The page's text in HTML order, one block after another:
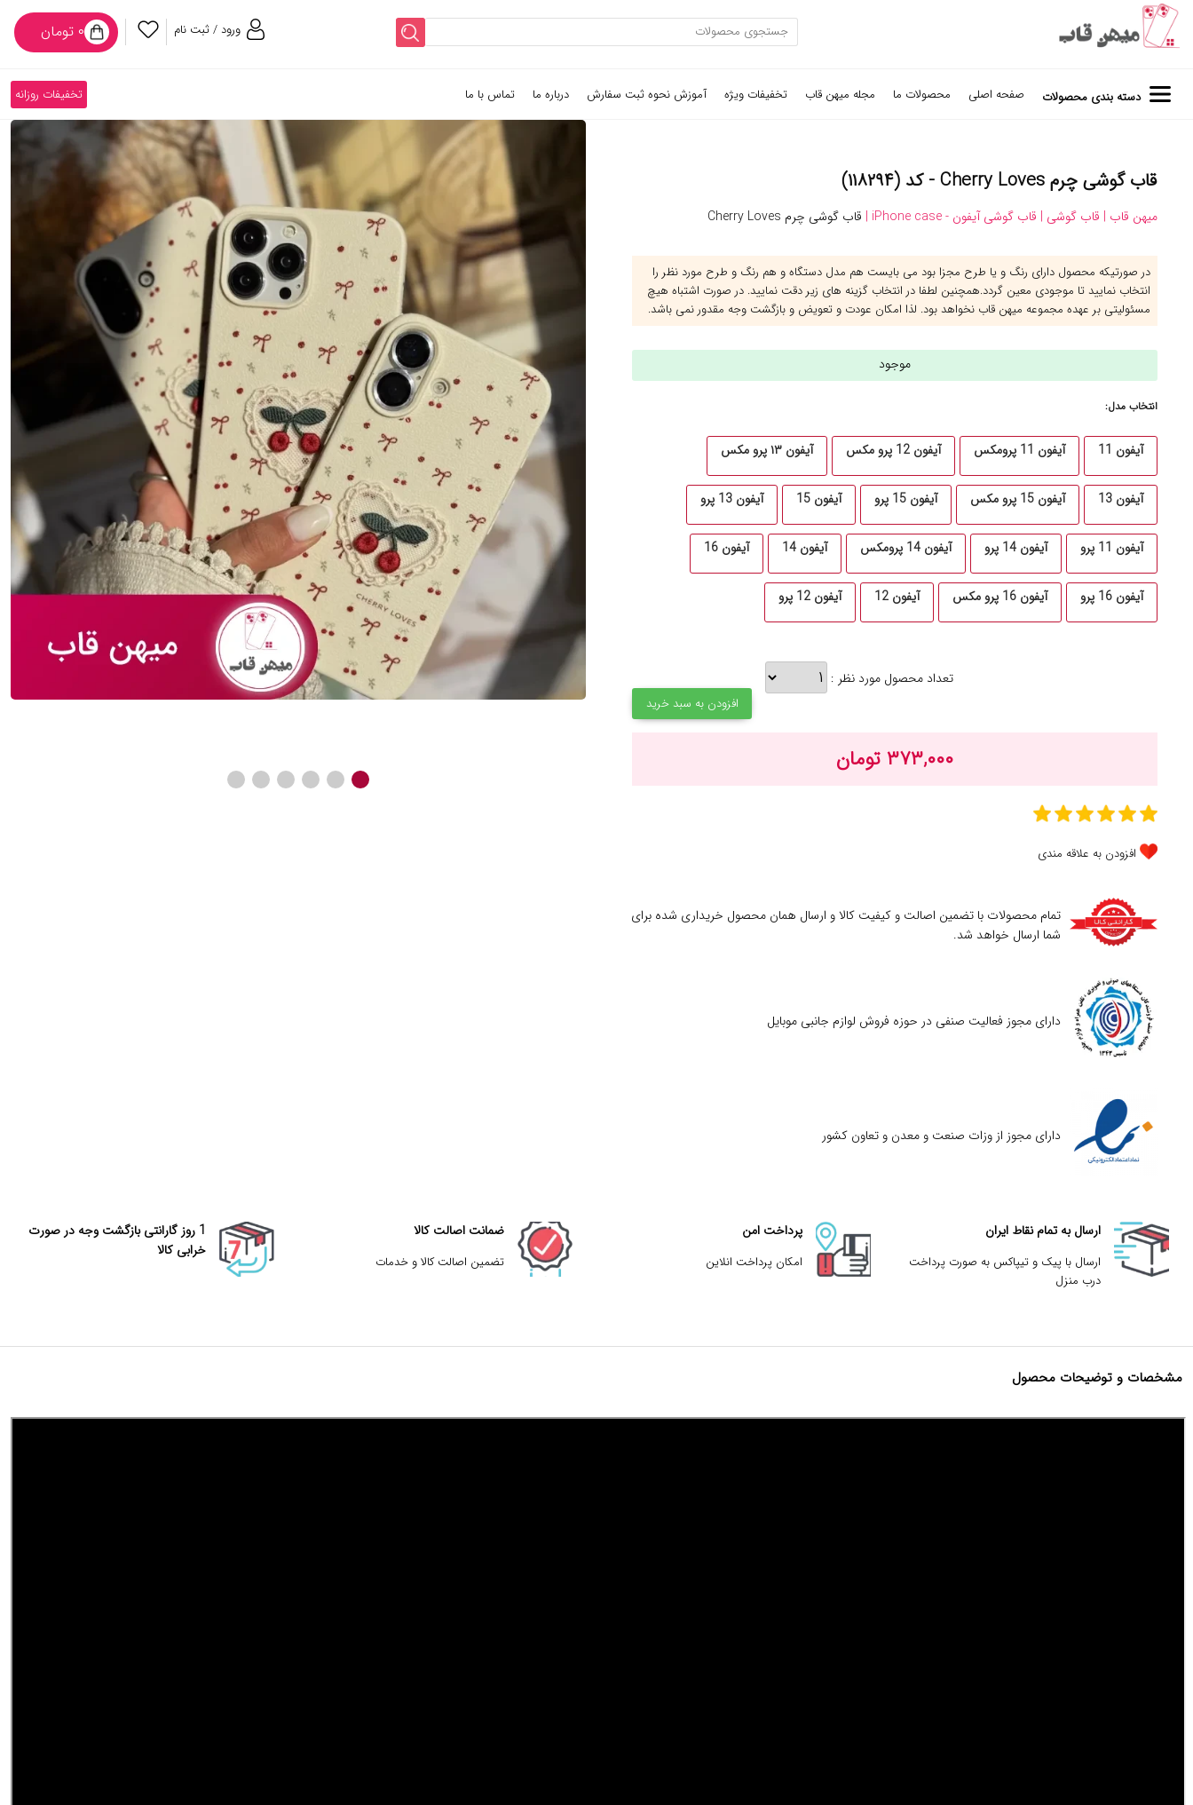
ورود / ثبت نام ۰ تومان
دسته بندی محصولات صفحه اصلی محصولات ما مجله میهن قاب تخفیفات ویژه آموزش نحوه ثبت سفارش درباره ما تماس با ما تخفیفات روزانه
قاب گوشی چرم Cherry Loves - کد (۱۱۸۲۹۴)
میهن قاب | قاب گوشی | قاب گوشی آیفون - iPhone case | قاب گوشی چرم Cherry Loves
در صورتیکه محصول دارای رنگ و یا طرح مجزا بود می بایست هم مدل دستگاه و هم رنگ و طرح مورد نظر را
انتخاب نمایید تا موجودی معین گردد.همچنین لطفا در انتخاب گزینه های زیر دقت نمایید. در صورت اشتباه هیچ
مسئولیتی بر عهده مجموعه میهن قاب نخواهد بود. لذا امکان عودت و تعویض و بازگشت وجه مقدور نمی باشد.
موجود
انتخاب مدل:
آیفون 11 آیفون 11 پرومکس آیفون 12 پرو مکس آیفون ۱۳ پرو مکس
آیفون 13 آیفون 15 پرو مکس آیفون 15 پرو آیفون 15 آیفون 13 پرو
آیفون 11 پرو آیفون 14 پرو آیفون 14 پرومکس آیفون 14 آیفون 16
آیفون 16 پرو آیفون 16 پرو مکس آیفون 12 آیفون 12 پرو
تعداد محصول مورد نظر :
افزودن به سبد خرید
۳۷۳,۰۰۰ تومان
افزودن به علاقه مندی
تمام محصولات با تضمین اصالت و کیفیت کالا و ارسال همان محصول خریداری شده برای
شما ارسال خواهد شد.
دارای مجوز فعالیت صنفی در حوزه فروش لوازم جانبی موبایل
دارای مجوز از وزات صنعت و معدن و تعاون کشور
ارسال به تمام نقاط ایران
ارسال با پیک و تیپاکس به صورت پرداخت
درب منزل
پرداخت امن
امکان پرداخت انلاین
ضمانت اصالت کالا
تضمین اصالت کالا و خدمات
1 روز گارانتی بازگشت وجه در صورت
خرابی کالا
مشخصات و توضیحات محصول